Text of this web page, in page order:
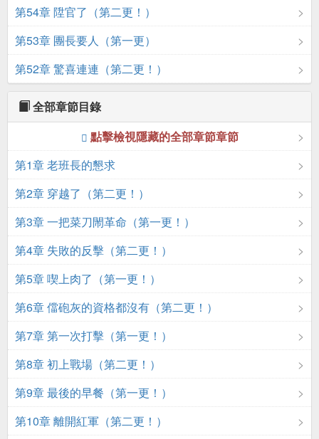
第54章 陞官了（第二更！）
第53章 團長要人（第一更）
第52章 驚喜連連（第二更！）
全部章節目錄
點擊檢視隱藏的全部章節章節
第1章 老班長的懇求
第2章 穿越了（第二更！）
第3章 一把菜刀閙革命（第一更！）
第4章 失敗的反擊（第二更！）
第5章 喫上肉了（第一更！）
第6章 儅砲灰的資格都沒有（第二更！）
第7章 第一次打擊（第一更！）
第8章 初上戰場（第二更！）
第9章 最後的早餐（第一更！）
第10章 離開紅軍（第二更！）